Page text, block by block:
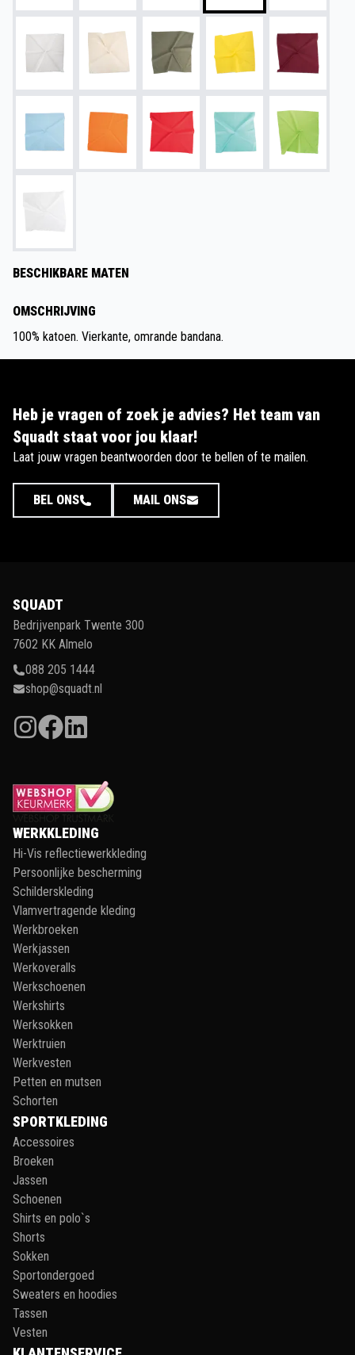
BESCHIKBARE MATEN
OMSCHRIJVING
100% katoen. Vierkante, omrande bandana.
Heb je vragen of zoek je advies? Het team van
Squadt staat voor jou klaar!
Laat jouw vragen beantwoorden door te bellen of te mailen.
BEL ONS MAIL ONS
SQUADT
Bedrijvenpark Twente 300
7602 KK Almelo
088 205 1444
shop@squadt.nl
WERKKLEDING
Hi-Vis reflectiewerkkleding
Persoonlijke bescherming
Schilderskleding
Vlamvertragende kleding
Werkbroeken
Werkjassen
Werkoveralls
Werkschoenen
Werkshirts
Werksokken
Werktruien
Werkvesten
Petten en mutsen
Schorten
SPORTKLEDING
Accessoires
Broeken
Jassen
Schoenen
Shirts en polo`s
Shorts
Sokken
Sportondergoed
Sweaters en hoodies
Tassen
Vesten